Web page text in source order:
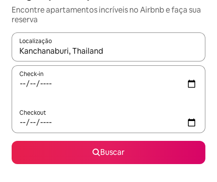
Encontre apartamentos incríveis no Airbnb e faça sua
reserva
Localização
Quando os resultados estiverem disponíveis, explore-os
Check-in
Checkout
Buscar